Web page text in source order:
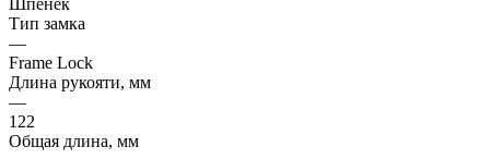
Тип замка
—
Frame Lock
Длина рукояти, мм
—
122
Общая длина, мм